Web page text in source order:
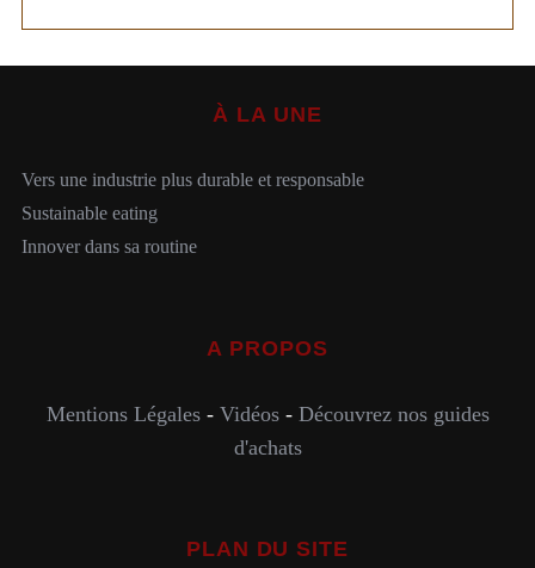
À LA UNE
Vers une industrie plus durable et responsable
Sustainable eating
Innover dans sa routine
A PROPOS
Mentions Légales- Vidéos- Découvrez nos guides
d'achats
PLAN DU SITE